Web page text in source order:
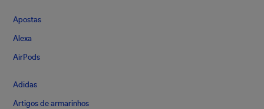
Apostas
Alexa
AirPods
Adidas
Artigos de armarinhos